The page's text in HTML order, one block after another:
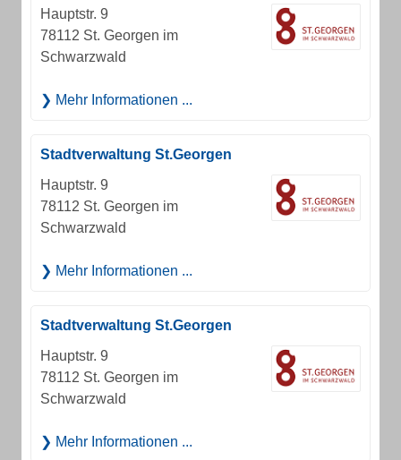
Hauptstr. 9
78112 St. Georgen im
Schwarzwald
Mehr Informationen ...
Stadtverwaltung St.Georgen
Hauptstr. 9
78112 St. Georgen im
Schwarzwald
Mehr Informationen ...
Stadtverwaltung St.Georgen
Hauptstr. 9
78112 St. Georgen im
Schwarzwald
Mehr Informationen ...